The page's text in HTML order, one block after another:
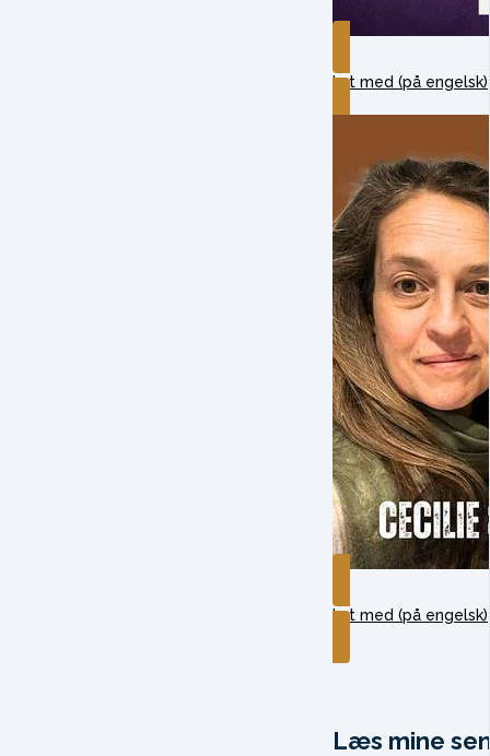
Lyt med (på engelsk)
Lyt med (på engelsk)
Læs mine